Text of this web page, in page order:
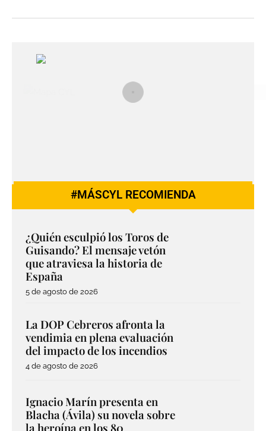
#MÁSCYL RECOMIENDA
¿Quién esculpió los Toros de
Guisando? El mensaje vetón
que atraviesa la historia de
España
5 de agosto de 2026
La DOP Cebreros afronta la
vendimia en plena evaluación
del impacto de los incendios
4 de agosto de 2026
Ignacio Marín presenta en
Blacha (Ávila) su novela sobre
la heroína en los 80